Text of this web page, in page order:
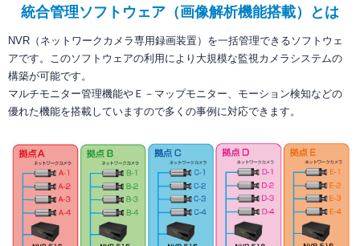
統合管理ソフトウェア（画像解析機能搭載）とは
NVR（ネットワークカメラ専用録画装置）を一括管理できるソフトウェ
アです。このソフトウェアの利用により大規模な監視カメラシステムの
構築が可能です。
マルチモニター管理機能やＥ－マップモニター、モーション検知などの
優れた機能を搭載していますので多くの事例に対応できます。